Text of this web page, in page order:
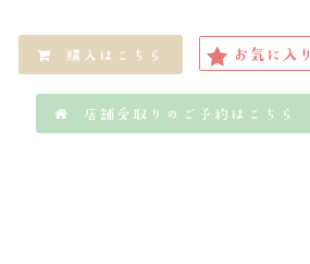
購入はこちら お気に入り
店舗受取りのご予約はこちら